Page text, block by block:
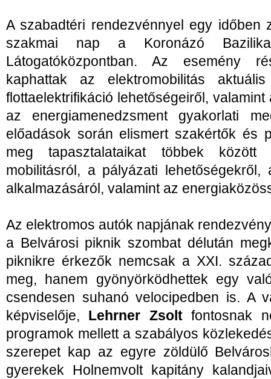
A szabadtéri rendezvénnyel egy időben
szakmai nap a Koronázó
Látogatóközpontban. Az esemény
kaphattak az elektromobilitás
flottaelektrifikáció lehetőségeiről,
az energiamenedzsment gyakorlati
előadások során elismert szakértők és
meg tapasztalataikat többek
mobilitásról, a pályázati lehetőségekről,
alkalmazásáról, valamint az
Az elektromos autók napjának
a Belvárosi piknik szombat délután
piknikre érkezők nemcsak a XXI.
meg, hanem gyönyörködhettek egy
csendesen suhanó velocipedben is. A
képviselője, Lehrner Zsoltfontosnak
programok mellett a szabályos
szerepet kap az egyre zöldülő
gyerekek Holnemvolt kapitány